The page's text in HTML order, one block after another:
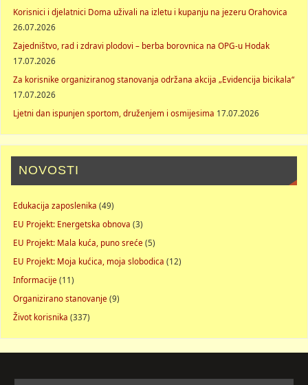
Korisnici i djelatnici Doma uživali na izletu i kupanju na jezeru Orahovica
26.07.2026
Zajedništvo, rad i zdravi plodovi – berba borovnica na OPG-u Hodak
17.07.2026
Za korisnike organiziranog stanovanja održana akcija „Evidencija bicikala“
17.07.2026
Ljetni dan ispunjen sportom, druženjem i osmijesima 17.07.2026
NOVOSTI
Edukacija zaposlenika (49)
EU Projekt: Energetska obnova (3)
EU Projekt: Mala kuća, puno sreće (5)
EU Projekt: Moja kućica, moja slobodica (12)
Informacije (11)
Organizirano stanovanje (9)
Život korisnika (337)